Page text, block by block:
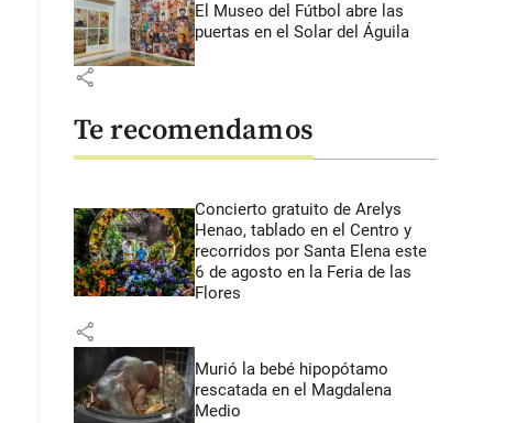
41 segundos
El Museo del Fútbol abre las
puertas en el Solar del Águila
share
Te recomendamos
Concierto gratuito de Arelys
Henao, tablado en el Centro y
recorridos por Santa Elena este
6 de agosto en la Feria de las
Flores
share
Murió la bebé hipopótamo
rescatada en el Magdalena
Medio